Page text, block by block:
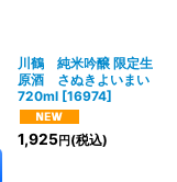
川鶴 純米吟醸 限定生
原酒 さぬきよいまい
720ml [16974]
1,925円(税込)